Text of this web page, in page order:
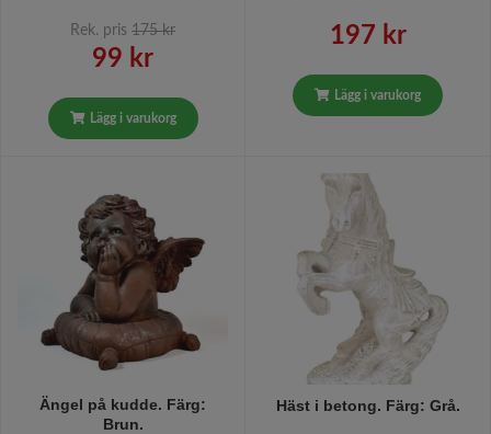
kedja, den klassiska
bankpennan pryder
verkligen alla skrivbord,
receptionsdiskar mm, med
sin klassiska design
Rek. pris 175 kr
99 kr
Lägg i varukorg
197 kr
Lägg i varukorg
Ängel på kudde. Färg:
Brun.
Häst i betong. Färg: Grå.